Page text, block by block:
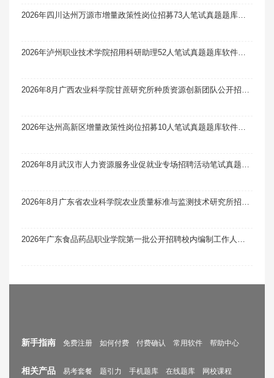
新手指南 免费注册 如何付费 付费确认 常用软件 帮助中心
相关产品 易考套餐 题引力 手机题库 在线题库 网校课程